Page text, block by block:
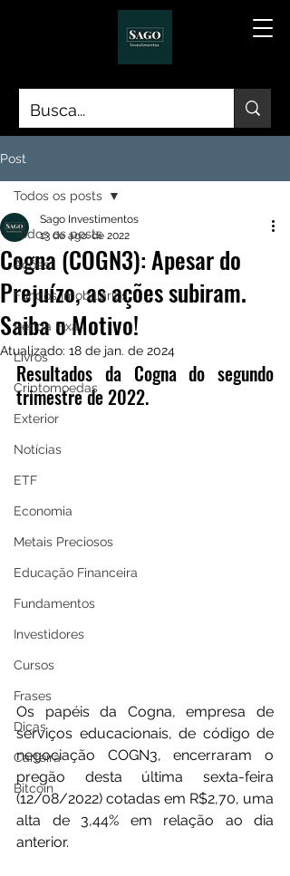
Post
Todos os posts
Ações
Fundos Imobiliários
Renda Fixa
Livros
Criptomoedas
Exterior
Notícias
ETF
Economia
Metais Preciosos
Educação Financeira
Fundamentos
Investidores
Cursos
Frases
Dicas
Carteira
Bitcoin
Todos os posts
Cogna (COGN3): Apesar do
Prejuízo, as ações subiram.
Saiba o Motivo!
Sago Investimentos
13 de ago. de 2022
Atualizado: 18 de jan. de 2024
Resultados da Cogna do segundo
trimestre de 2022.
Os papéis da Cogna, empresa de
serviços educacionais, de código de
negociação COGN3, encerraram o
pregão desta última sexta-feira
(12/08/2022) cotadas em R$2,70, uma
alta de 3,44% em relação ao dia
anterior.